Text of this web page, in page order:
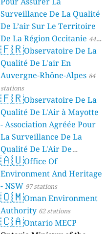
Surveillance De La Qualité
De L’air Sur Le Territoire
De La Région Occitanie 44
stations
🇫🇷Observatoire De La
Qualité De L'air En
Auvergne-Rhône-Alpes 84
stations
🇫🇷Observatoire De La
Qualité De L'Air à Mayotte
- Association Agréée Pour
La Surveillance De La
Qualité De L'Air De
Mayotte 4 stations
🇦🇺Office Of
Environment And Heritage
- NSW 97 stations
🇴🇲Oman Environment
Authority 62 stations
🇨🇦Ontario MECP